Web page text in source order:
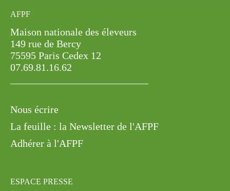
AFPF
Maison nationale des éleveurs
149 rue de Bercy
75595 Paris Cedex 12
07.69.81.16.62
Nous écrire
La feuille : la Newsletter de l'AFPF
Adhérer à l'AFPF
ESPACE PRESSE